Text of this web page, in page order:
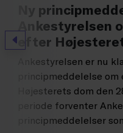
Forrige
Ny
Ankestyrelsen
efter
Ankestyrelsen er nu
principmeddelelse
Højesterets dom den
periode forventer
principmeddelelser